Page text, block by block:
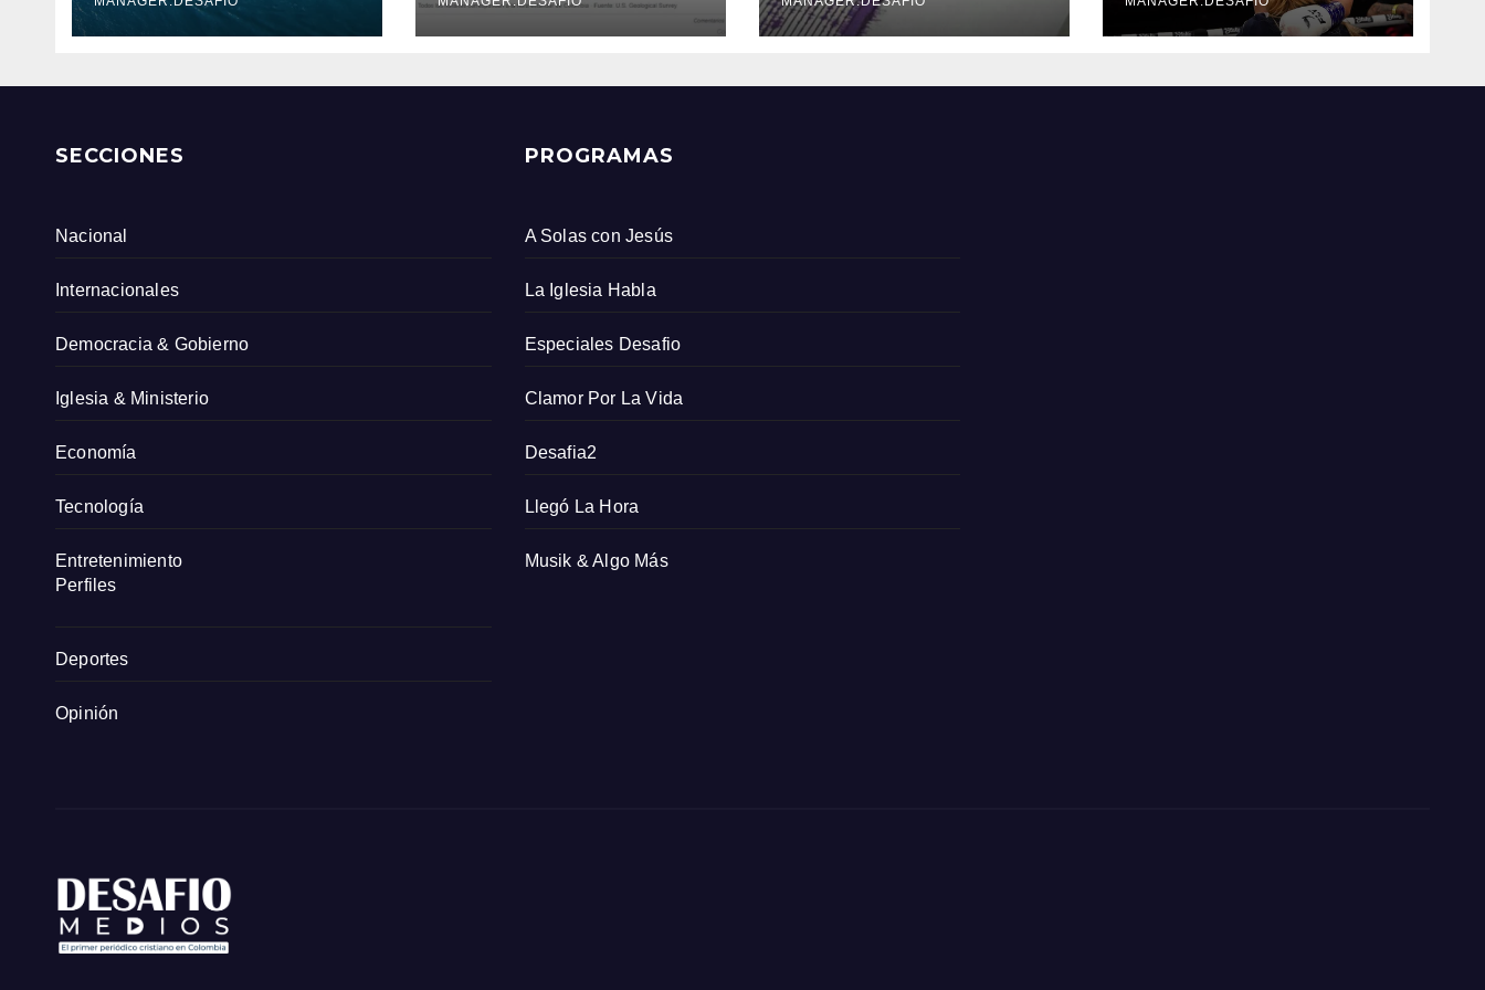
Servicio Geológico
Colombiano
SECCIONES
Nacional
Internacionales
Democracia & Gobierno
Iglesia & Ministerio
Economía
Tecnología
Entretenimiento
Perfiles
Deportes
Opinión
PROGRAMAS
A Solas con Jesús
La Iglesia Habla
Especiales Desafio
Clamor Por La Vida
Desafia2
Llegó La Hora
Musik & Algo Más